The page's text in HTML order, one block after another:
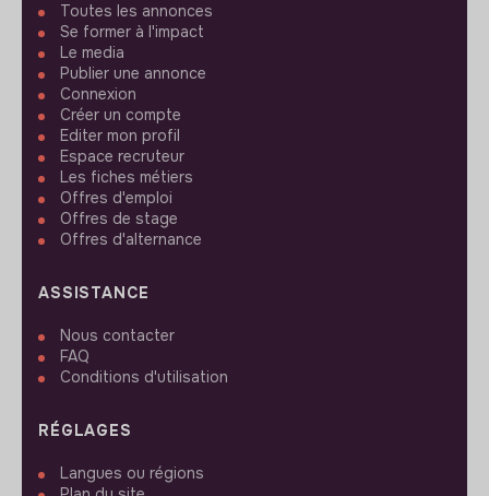
Toutes les annonces
Se former à l'impact
Le media
Publier une annonce
Connexion
Créer un compte
Editer mon profil
Espace recruteur
Les fiches métiers
Offres d'emploi
Offres de stage
Offres d'alternance
ASSISTANCE
Nous contacter
FAQ
Conditions d'utilisation
RÉGLAGES
Langues ou régions